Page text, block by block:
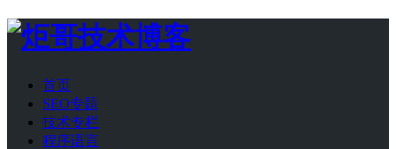
首页
SEO专题
技术专栏
程序语言